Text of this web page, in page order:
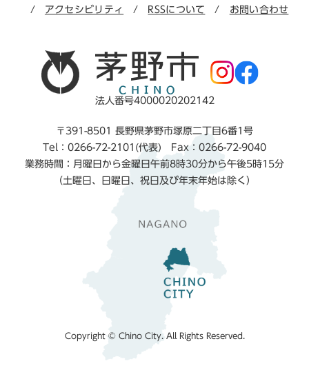
アクセシビリティ RSSについて お問い合わせ
法人番号4000020202142
〒391-8501 長野県茅野市塚原二丁目6番1号
Tel：0266-72-2101(代表) Fax：0266-72-9040
業務時間：月曜日から金曜日午前8時30分から午後5時15分
（土曜日、日曜日、祝日及び年末年始は除く）
Copyright © Chino City. All Rights Reserved.